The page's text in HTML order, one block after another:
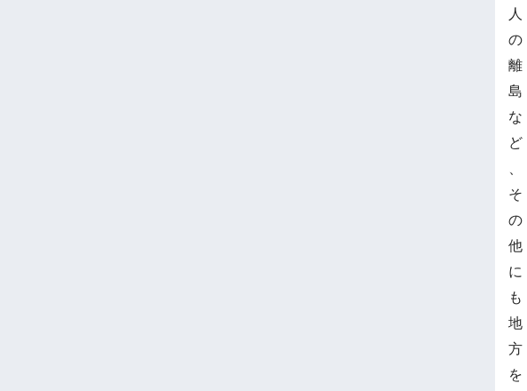
人
の
離
島
な
ど
そ
の
他
に
も
地
方
を